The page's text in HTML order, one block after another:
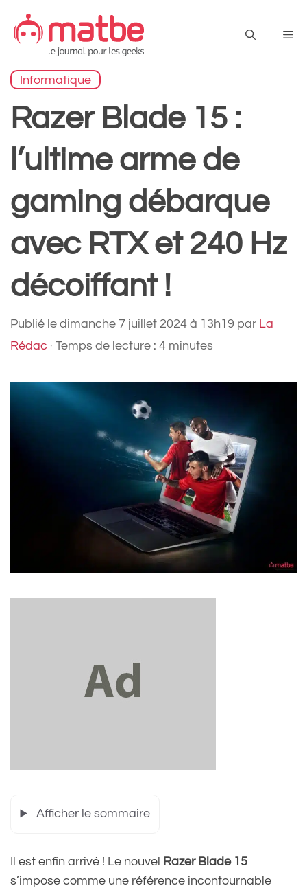
contenu
Informatique
Razer Blade 15 :
l’ultime arme de
gaming débarque
avec RTX et 240 Hz
décoiffant !
Publié le dimanche 7 juillet 2024 à 13h19 par La
Rédac · Temps de lecture : 4 minutes
Afficher le sommaire
Il est enfin arrivé ! Le nouvel Razer Blade 15
s’impose comme une référence incontournable